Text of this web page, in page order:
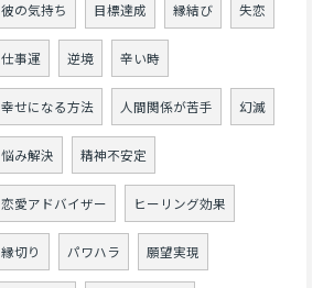
彼の気持ち 目標達成 縁結び 失恋
仕事運 逆境 辛い時
幸せになる方法 人間関係が苦手 幻滅
悩み解決 精神不安定
恋愛アドバイザー ヒーリング効果
縁切り パワハラ 願望実現